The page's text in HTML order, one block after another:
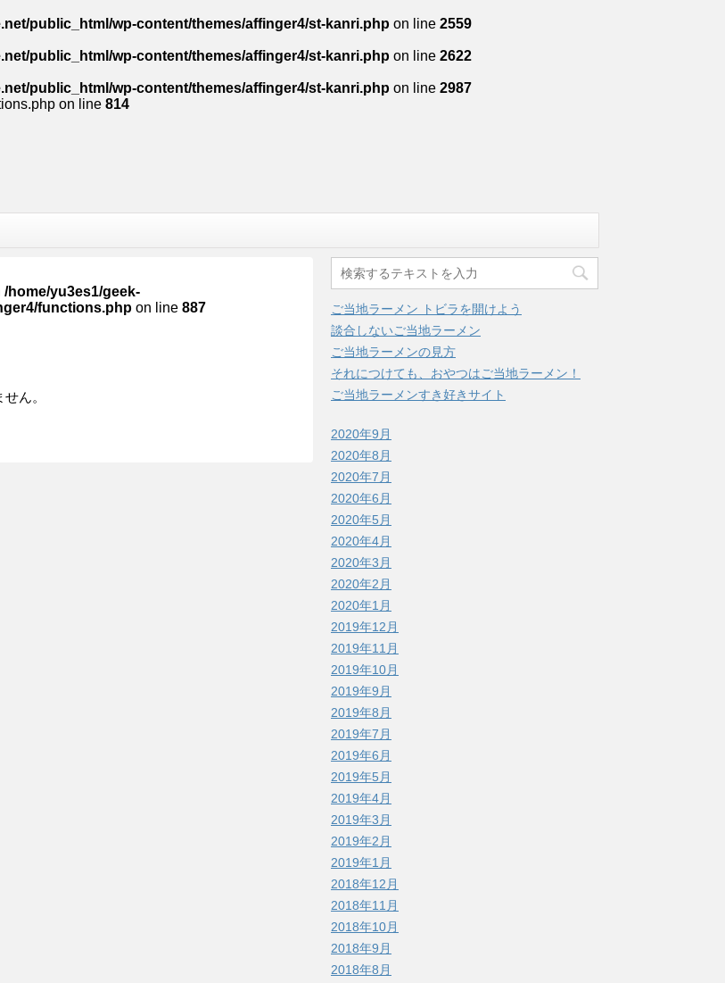
public_html/wp-content/themes/affinger4/st-kanri.php on line 2559
public_html/wp-content/themes/affinger4/st-kanri.php on line 2622
public_html/wp-content/themes/affinger4/st-kanri.php on line 2987
on line 814
/home/yu3es1/geek-
functions.php on line 887
ん。
ご当地ラーメン トビラを開けよう
談合しないご当地ラーメン
ご当地ラーメンの見方
それにつけても、おやつはご当地ラーメン！
ご当地ラーメンすき好きサイト
2020年9月
2020年8月
2020年7月
2020年6月
2020年5月
2020年4月
2020年3月
2020年2月
2020年1月
2019年12月
2019年11月
2019年10月
2019年9月
2019年8月
2019年7月
2019年6月
2019年5月
2019年4月
2019年3月
2019年2月
2019年1月
2018年12月
2018年11月
2018年10月
2018年9月
2018年8月